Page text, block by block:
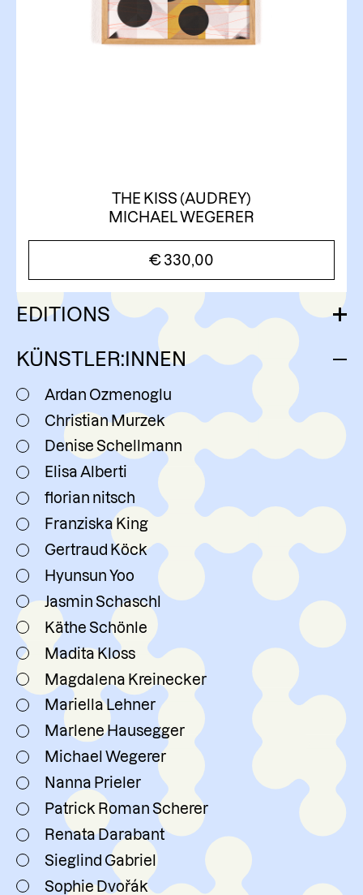
THE KISS (AUDREY)
MICHAEL WEGERER
€330,00
EDITIONS
KÜNSTLER:INNEN
Ardan Ozmenoglu
Christian Murzek
Denise Schellmann
Elisa Alberti
florian nitsch
Franziska King
Gertraud Köck
Hyunsun Yoo
Jasmin Schaschl
Käthe Schönle
Madita Kloss
Magdalena Kreinecker
Mariella Lehner
Marlene Hausegger
Michael Wegerer
Nanna Prieler
Patrick Roman Scherer
Renata Darabant
Sieglind Gabriel
Sophie Dvořák